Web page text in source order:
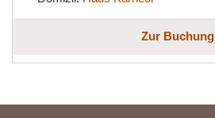
Zur Buchung